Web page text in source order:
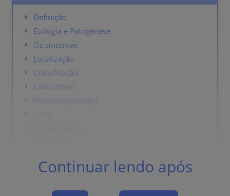
Definição
Etologia e Patogénese
Os sintomas
Localização
Classificação
Laboratório
Dermatopatologia
Terapia
Continuar lendo após